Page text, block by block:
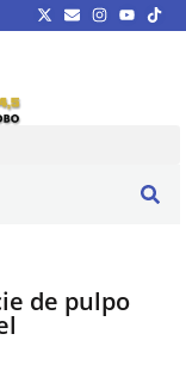
de pulpo